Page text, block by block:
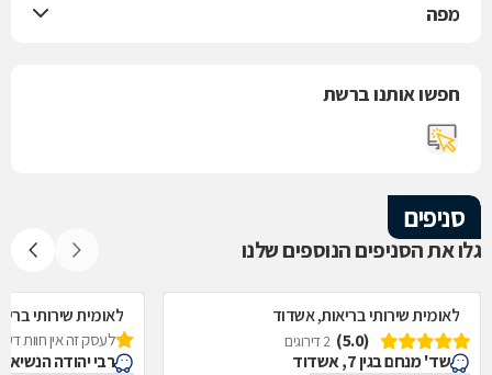
מפה
חפשו אותנו ברשת
סניפים
גלו את הסניפים הנוספים שלנו
לאומית שירותי בריאות, אשדוד
(5.0)
2 דירוגים
שד' מנחם בגין 7, אשדוד
לאומית שירותי
לעסק זה אין חוות
רבי יהודה הנשיא 4, אשדוד